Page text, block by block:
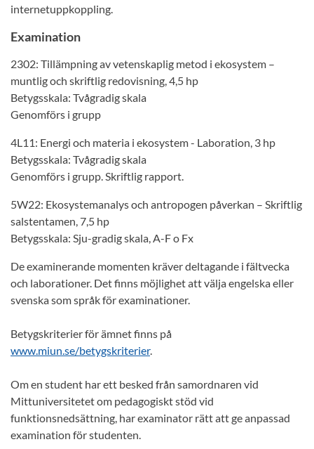
internetuppkoppling.
Examination
2302: Tillämpning av vetenskaplig metod i ekosystem –
muntlig och skriftlig redovisning, 4,5 hp
Betygsskala: Tvågradig skala
Genomförs i grupp
4L11: Energi och materia i ekosystem - Laboration, 3 hp
Betygsskala: Tvågradig skala
Genomförs i grupp. Skriftlig rapport.
5W22: Ekosystemanalys och antropogen påverkan – Skriftlig
salstentamen, 7,5 hp
Betygsskala: Sju-gradig skala, A-F o Fx
De examinerande momenten kräver deltagande i fältvecka
och laborationer. Det finns möjlighet att välja engelska eller
svenska som språk för examinationer.
Betygskriterier för ämnet finns på
www.miun.se/betygskriterier.
Om en student har ett besked från samordnaren vid
Mittuniversitetet om pedagogiskt stöd vid
funktionsnedsättning, har examinator rätt att ge anpassad
examination för studenten.